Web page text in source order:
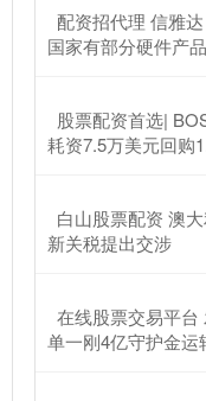
配资招代理 信雅
国家有部分硬件产
股票配资首选|
耗资7.5万美元回购
白山股票配资 澳
新关税提出交涉
在线股票交易平
单一刚4亿守护金运